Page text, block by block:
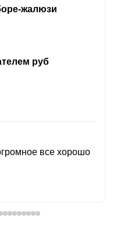
жалюзи
руб
все хорошо